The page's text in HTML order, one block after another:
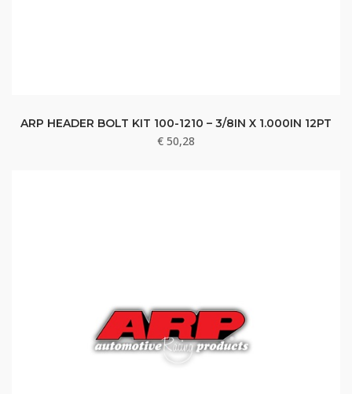
ARP HEADER BOLT KIT 100-1210 – 3/8IN X 1.000IN 12PT
€ 50,28